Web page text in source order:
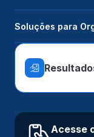
Soluções para
Acesse